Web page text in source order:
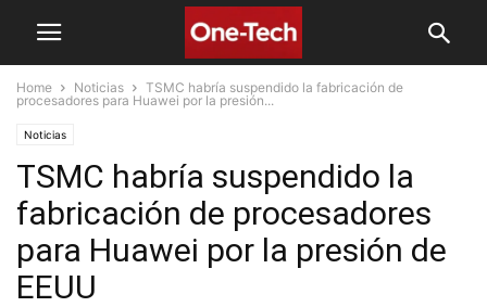
Home Noticias
TSMC habría suspendido la fabricación de
procesadores para Huawei por la presión...
Noticias
TSMC habría suspendido la
fabricación de procesadores
para Huawei por la presión de
EEUU